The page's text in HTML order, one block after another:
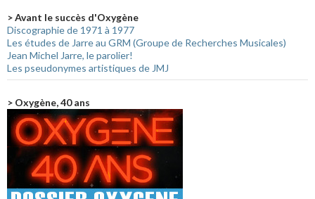
> Avant le succès d'Oxygène
Discographie de 1971 à 1977
Les études de Jarre au GRM (Groupe de Recherches Musicales)
Jean Michel Jarre, le parolier!
Les pseudonymes artistiques de JMJ
> Oxygène, 40 ans